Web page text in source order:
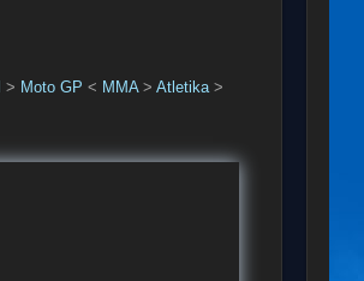
> Moto GP < MMA> Atletika>